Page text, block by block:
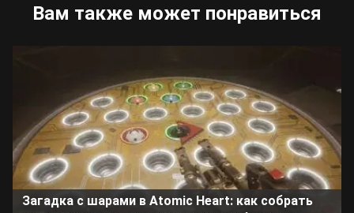
Вам также может понравиться
Загадка с шарами в Atomic Heart: как собрать